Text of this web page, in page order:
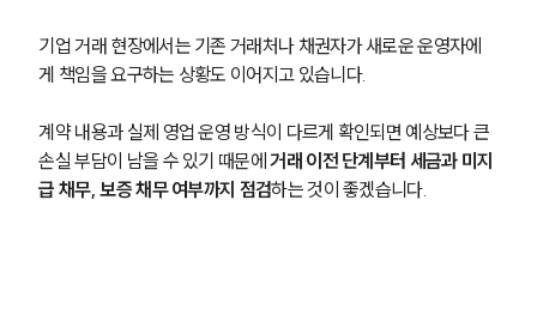
기업 거래 현장에서는 기존 거래처나 채권자가 새로운 운영자에
게 책임을 요구하는 상황도 이어지고 있습니다.
계약 내용과 실제 영업 운영 방식이 다르게 확인되면 예상보다 큰
손실 부담이 남을 수 있기 때문에 거래 이전 단계부터 세금과 미지
급 채무, 보증 채무 여부까지 점검하는 것이 좋겠습니다.